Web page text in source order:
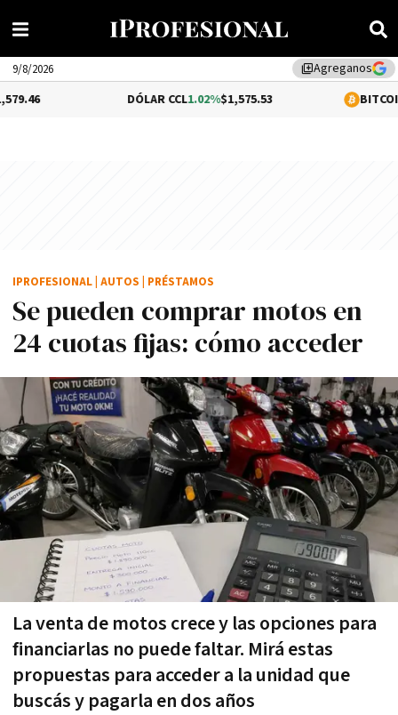
library_addAgreganos
9/8/2026
1.02%$1,575.53 -0.13%
Se pueden comprar motos en
24 cuotas fijas: cómo acceder
La venta de motos crece y las opciones para
financiarlas no puede faltar. Mirá estas
propuestas para acceder a la unidad que
buscás y pagarla en dos años
IPROFESIONAL AUTOS PRÉSTAMOS